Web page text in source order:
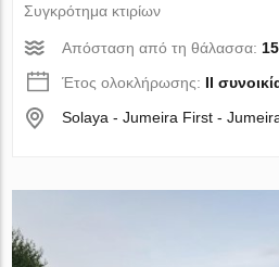
Συγκρότημα κτιρίων
Απόσταση από τη θάλασσα:
Έτος ολοκλήρωσης: II
Solaya - Jumeira First -